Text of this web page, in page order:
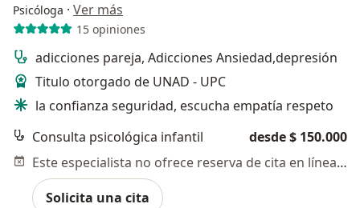
Psicóloga · Ver más
15 opiniones
adicciones pareja, Adicciones Ansiedad,depresión
Titulo otorgado de UNAD - UPC
la confianza seguridad, escucha empatía respeto
Consulta psicológica infantil
desde $ 150.000
Este especialista no ofrece reserva de cita en línea en esta dirección.
Solicita una cita